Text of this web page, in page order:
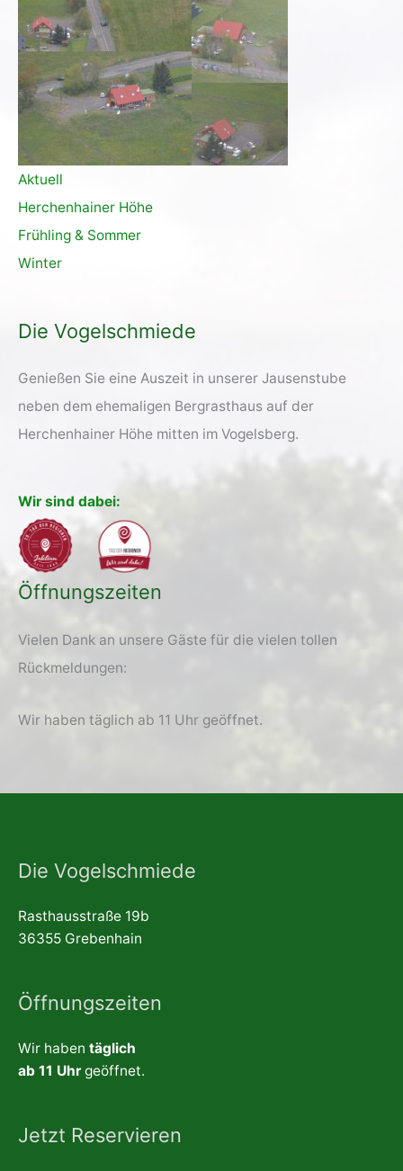
Aktuell
Herchenhainer Höhe
Frühling & Sommer
Winter
Die Vogelschmiede
Genießen Sie eine Auszeit in unserer Jausenstube
neben dem ehemaligen Bergrasthaus auf der
Herchenhainer Höhe mitten im Vogelsberg.
Wir sind dabei:
Öffnungszeiten
Vielen Dank an unsere Gäste für die vielen tollen
Rückmeldungen:
Wir haben täglich ab 11 Uhr geöffnet.
Die Vogelschmiede
Rasthausstraße 19b
36355 Grebenhain
Öffnungszeiten
Wir haben täglich
ab 11 Uhr geöffnet.
Jetzt Reservieren